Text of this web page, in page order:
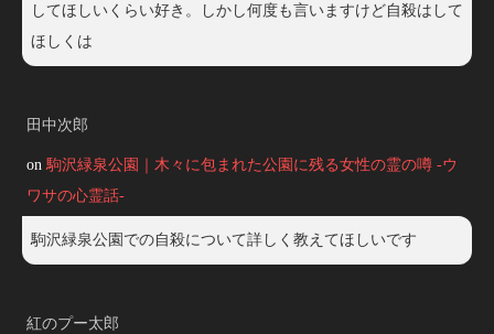
してほしいくらい好き。しかし何度も言いますけど自殺はして
ほしくは
田中次郎
on駒沢緑泉公園｜木々に包まれた公園に残る女性の霊の噂 -ウ
ワサの心霊話-
駒沢緑泉公園での自殺について詳しく教えてほしいです
紅のプー太郎